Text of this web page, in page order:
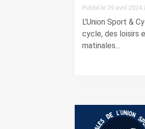
Publié le 29 avril 2024
L’Union Sport &
cycle, des loisirs
matinales...